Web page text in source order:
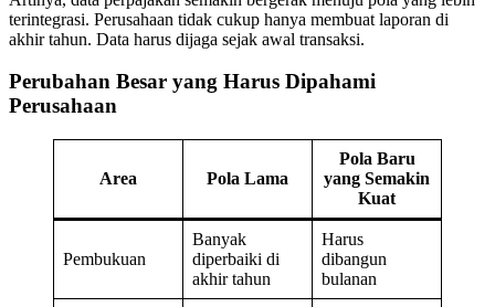
terintegrasi. Perusahaan tidak cukup hanya membuat laporan di
akhir tahun. Data harus dijaga sejak awal transaksi.
Perubahan Besar yang Harus Dipahami
Perusahaan
Area Pola Lama
Pola Baru
yang Semakin
Kuat
Pembukuan
Banyak
diperbaiki di
akhir tahun
Harus
dibangun
bulanan